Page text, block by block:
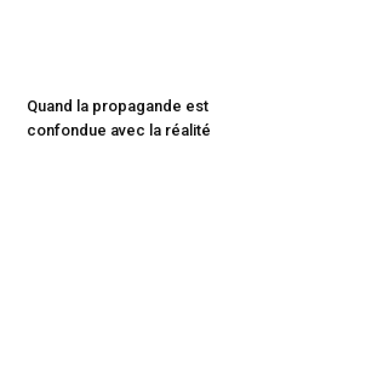
Quand la propagande est
confondue avec la réalité